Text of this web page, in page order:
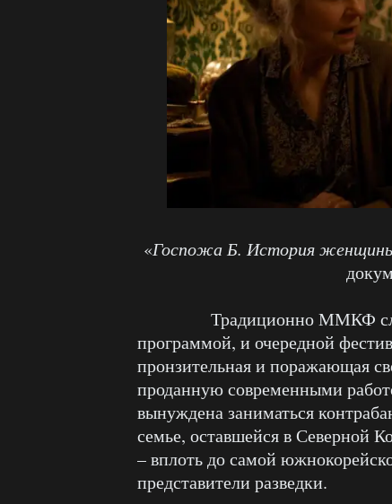
«Госпожа Б. История
Традиционно ММКФ
программой, и очередной
пронзительная и поражающая
проданную современными
вынуждена заниматься
семье, оставшейся в Северной
– вплоть до самой
представители разведки.